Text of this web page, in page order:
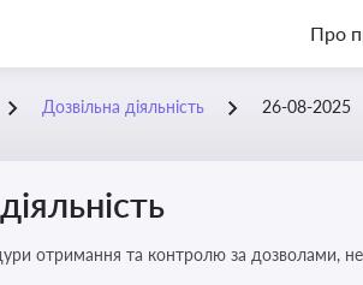
Про
Дозвільна діяльність 26-08-2025
отримання та контролю за дозволами,